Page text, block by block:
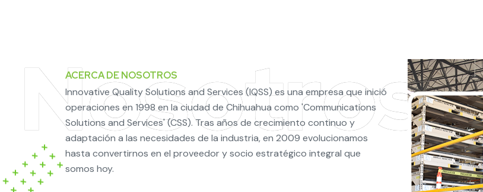
ACERCA DE NOSOTROS
Innovative Quality Solutions and Services (IQSS) es una empresa que inició
operaciones en 1998 en la ciudad de Chihuahua como 'Communications
Solutions and Services' (CSS). Tras años de crecimiento continuo y
adaptación a las necesidades de la industria, en 2009 evolucionamos
hasta convertirnos en el proveedor y socio estratégico integral que
somos hoy.